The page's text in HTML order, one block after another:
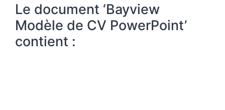
Le document ‘Bayview
Modèle de CV PowerPoint’
contient :